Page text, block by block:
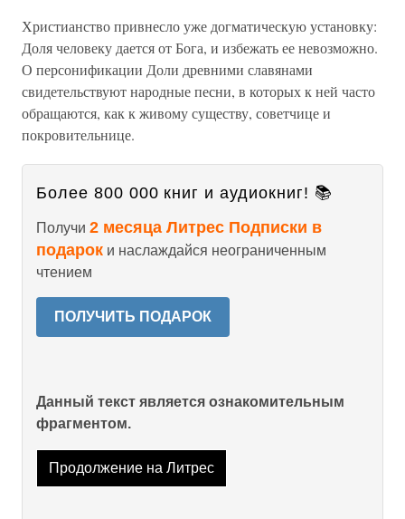
Христианство привнесло уже догматическую установку:
Доля человеку дается от Бога, и избежать ее невозможно.
О персонификации Доли древними славянами
свидетельствуют народные песни, в которых к ней часто
обращаются, как к живому существу, советчице и
покровительнице.
Более 800 000 книг и аудиокниг! 📚
Получи 2 месяца Литрес Подписки в
подарок и наслаждайся неограниченным
чтением
ПОЛУЧИТЬ ПОДАРОК
Данный текст является ознакомительным
фрагментом.
Продолжение на Литрес